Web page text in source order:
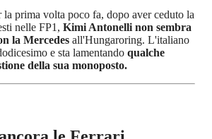
prima volta poco fa, dopo aver ceduto la
nelle FP1, Kimi Antonelli non sembra
la Mercedes all'Hungaroring. L'italiano
e sta lamentando qualche
della sua monoposto.